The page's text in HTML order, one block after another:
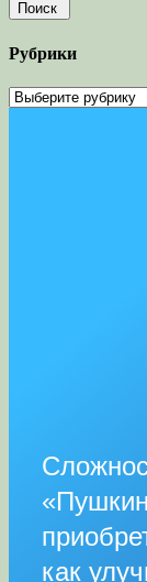
Рубрики
Рубрики
как